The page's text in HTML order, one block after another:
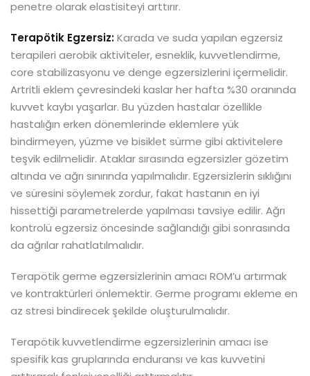
penetre olarak elastisiteyi arttırır.
Terapötik Egzersiz:Karada ve suda yapılan egzersiz
terapileri aerobik aktiviteler, esneklik, kuvvetlendirme,
core stabilizasyonu ve denge egzersizlerini içermelidir.
Artritli eklem çevresindeki kaslar her hafta %30 oranında
kuvvet kaybı yaşarlar. Bu yüzden hastalar özellikle
hastalığın erken dönemlerinde eklemlere yük
bindirmeyen, yüzme ve bisiklet sürme gibi aktivitelere
teşvik edilmelidir. Ataklar sırasında egzersizler gözetim
altında ve ağrı sınırında yapılmalıdır. Egzersizlerin sıklığını
ve süresini söylemek zordur, fakat hastanın en iyi
hissettiği parametrelerde yapılması tavsiye edilir. Ağrı
kontrolü egzersiz öncesinde sağlandığı gibi sonrasında
da ağrılar rahatlatılmalıdır.
Terapötik germe egzersizlerinin amacı ROM’u artırmak
ve kontraktürleri önlemektir. Germe programı ekleme en
az stresi bindirecek şekilde oluşturulmalıdır.
Terapötik kuvvetlendirme egzersizlerinin amacı ise
spesifik kas gruplarında enduransı ve kas kuvvetini